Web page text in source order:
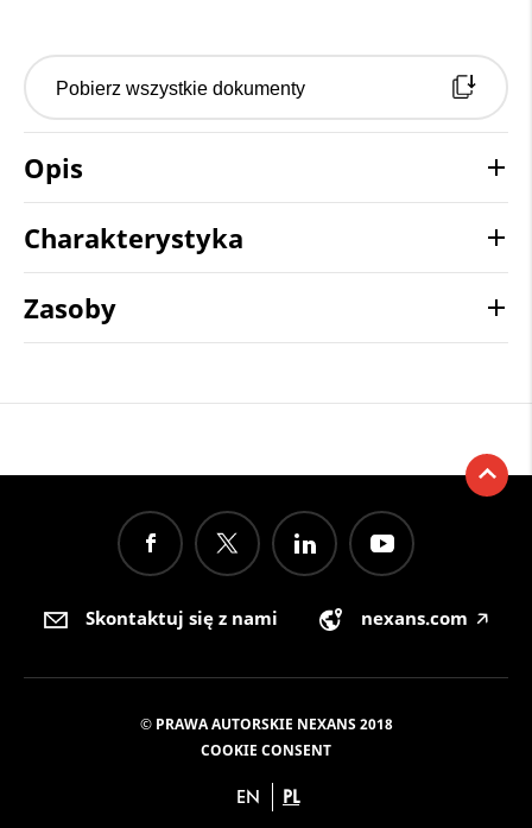
Pobierz wszystkie dokumenty
Opis
Charakterystyka
Zasoby
Skontaktuj się z nami nexans.com 🡥
© PRAWA AUTORSKIE NEXANS 2018
COOKIE CONSENT
EN PL